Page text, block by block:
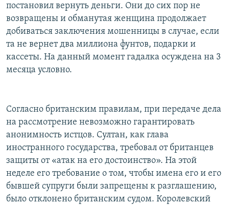
постановил вернуть деньги. Они до сих пор не
возвращены и обманутая женщина продолжает
добиваться заключения мошенницы в случае, если
та не вернет два миллиона фунтов, подарки и
кассеты. На данный момент гадалка осуждена на 3
месяца условно.
Согласно британским правилам, при передаче дела
на рассмотрение невозможно гарантировать
анонимность истцов. Султан, как глава
иностранного государства, требовал от британцев
защиты от «атак на его достоинство». На этой
неделе его требование о том, чтобы имена его и его
бывшей супруги были запрещены к разглашению,
было отклонено британским судом. Королевский